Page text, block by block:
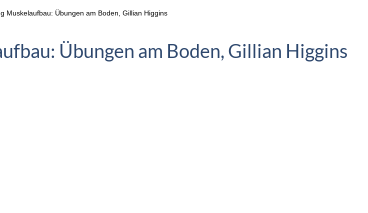
Muskelaufbau: Übungen am Boden, Gillian Higgins
Übungen am Boden, Gillian Higgins